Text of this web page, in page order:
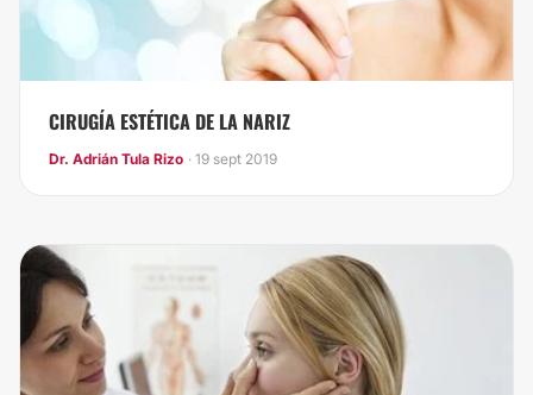
CIRUGÍA ESTÉTICA DE LA NARIZ
Dr. Adrián Tula Rizo · 19 sept 2019